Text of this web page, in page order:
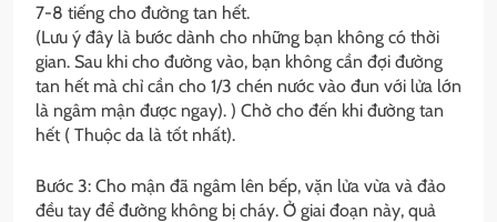
7-8 tiếng cho đường tan hết.
(Lưu ý đây là bước dành cho những bạn không có thời
gian. Sau khi cho đường vào, bạn không cần đợi đường
tan hết mà chỉ cần cho 1/3 chén nước vào đun với lửa lớn
là ngâm mận được ngay). ) Chờ cho đến khi đường tan
hết ( Thuộc da là tốt nhất).
Bước 3: Cho mận đã ngâm lên bếp, vặn lửa vừa và đảo
đều tay để đường không bị cháy. Ở giai đoạn này, quả